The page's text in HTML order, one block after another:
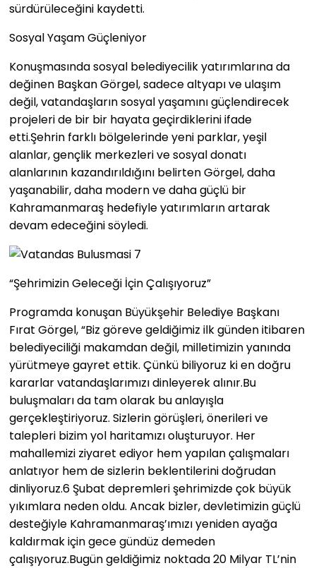
sürdürüleceğini kaydetti.
Sosyal Yaşam Güçleniyor
Konuşmasında sosyal belediyecilik yatırımlarına da
değinen Başkan Görgel, sadece altyapı ve ulaşım
değil, vatandaşların sosyal yaşamını güçlendirecek
projeleri de bir bir hayata geçirdiklerini ifade
etti.Şehrin farklı bölgelerinde yeni parklar, yeşil
alanlar, gençlik merkezleri ve sosyal donatı
alanlarının kazandırıldığını belirten Görgel, daha
yaşanabilir, daha modern ve daha güçlü bir
Kahramanmaraş hedefiyle yatırımların artarak
devam edeceğini söyledi.
“Şehrimizin Geleceği İçin Çalışıyoruz”
Programda konuşan Büyükşehir Belediye Başkanı
Fırat Görgel, “Biz göreve geldiğimiz ilk günden itibaren
belediyeciliği makamdan değil, milletimizin yanında
yürütmeye gayret ettik. Çünkü biliyoruz ki en doğru
kararlar vatandaşlarımızı dinleyerek alınır.Bu
buluşmaları da tam olarak bu anlayışla
gerçekleştiriyoruz. Sizlerin görüşleri, önerileri ve
talepleri bizim yol haritamızı oluşturuyor. Her
mahallemizi ziyaret ediyor hem yapılan çalışmaları
anlatıyor hem de sizlerin beklentilerini doğrudan
dinliyoruz.6 Şubat depremleri şehrimizde çok büyük
yıkımlara neden oldu. Ancak bizler, devletimizin güçlü
desteğiyle Kahramanmaraş’ımızı yeniden ayağa
kaldırmak için gece gündüz demeden
çalışıyoruz.Bugün geldiğimiz noktada 20 Milyar TL’nin